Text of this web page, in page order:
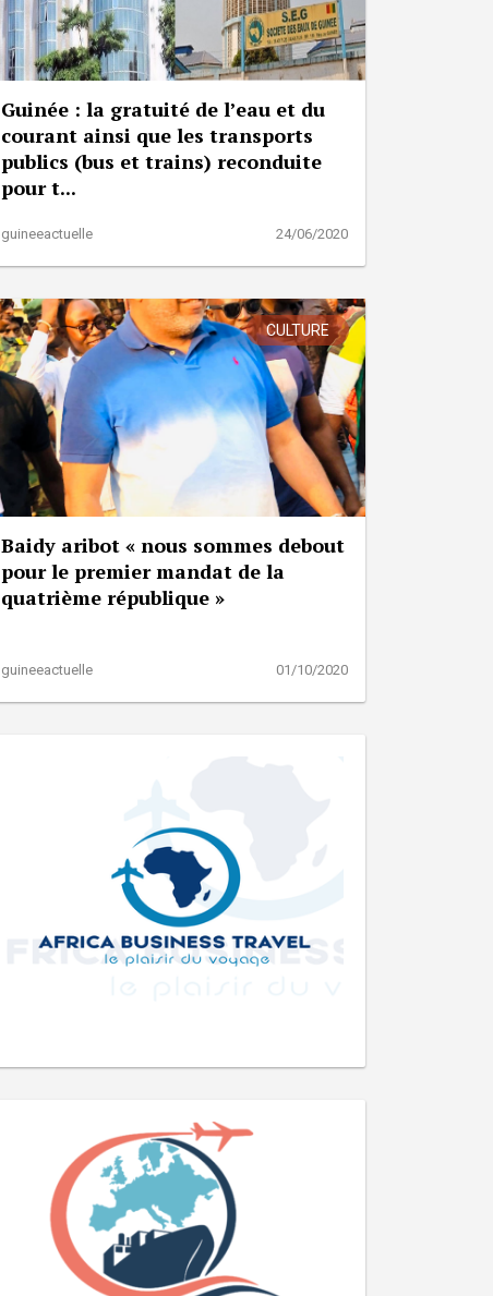
Guinée : la gratuité de l’eau et du
courant ainsi que les transports
publics (bus et trains) reconduite
pour t...
guineeactuelle 24/06/2020
CULTURE
Baidy aribot « nous sommes debout
pour le premier mandat de la
quatrième république »
guineeactuelle 01/10/2020